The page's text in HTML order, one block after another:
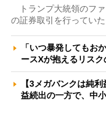
トランプ大統領のフ
の証券取引を行ってい
「いつ暴発してもお
ースXが抱えるリス
【3メガバンクは純
益続出の一方で、中